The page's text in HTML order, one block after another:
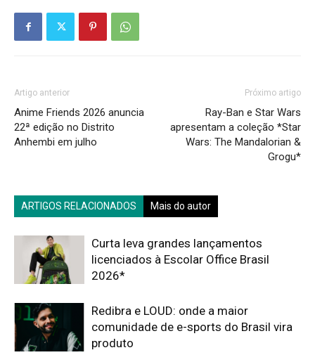
Artigo anterior
Anime Friends 2026 anuncia
22ª edição no Distrito
Anhembi em julho
Próximo artigo
Ray-Ban e Star Wars
apresentam a coleção *Star
Wars: The Mandalorian &
Grogu*
ARTIGOS RELACIONADOS Mais do autor
Curta leva grandes lançamentos
licenciados à Escolar Office Brasil
2026*
Redibra e LOUD: onde a maior
comunidade de e-sports do Brasil vira
produto